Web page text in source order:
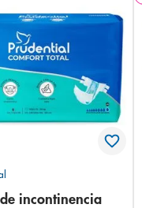
incontinencia